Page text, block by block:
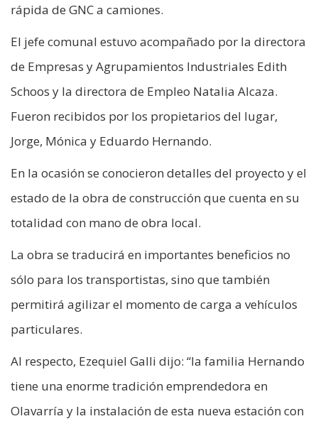
rápida de GNC a camiones.
El jefe comunal estuvo acompañado por la directora
de Empresas y Agrupamientos Industriales Edith
Schoos y la directora de Empleo Natalia Alcaza.
Fueron recibidos por los propietarios del lugar,
Jorge, Mónica y Eduardo Hernando.
En la ocasión se conocieron detalles del proyecto y el
estado de la obra de construcción que cuenta en su
totalidad con mano de obra local.
La obra se traducirá en importantes beneficios no
sólo para los transportistas, sino que también
permitirá agilizar el momento de carga a vehículos
particulares.
Al respecto, Ezequiel Galli dijo: “la familia Hernando
tiene una enorme tradición emprendedora en
Olavarría y la instalación de esta nueva estación con